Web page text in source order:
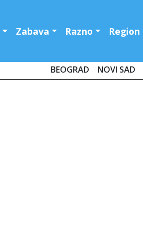
Zabava Razno Region
BEOGRAD NOVI SAD